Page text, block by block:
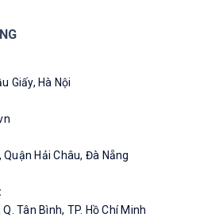
Giấy, Hà Nội
Hải Châu, Đà Nẵng
Tân Bình, TP. Hồ Chí Minh